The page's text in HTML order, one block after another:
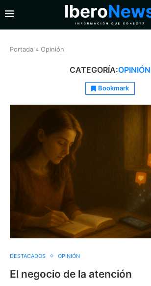
Portada » Opinión
CATEGORÍA:OPINIÓN
Bookmark
DESTACADOS OPINIÓN
El negocio de la atención